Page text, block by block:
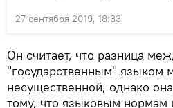
27 сентября 2019, 18:33
Он считает, что разница
"государственным" языком
несущественной, однако
тому, что языковым нормам